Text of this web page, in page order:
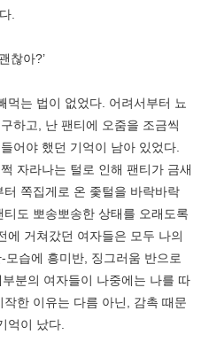
.
찮아?’
먹는 법이 없었다. 어려서부터 뇨
하고, 난 팬티에 오줌을 조금씩
어야 했던 기억이 남아 있었다.
자라나는 털로 인해 팬티가 금새
쪽집게로 온 좇털을 바락바락
도 뽀송뽀송한 상태를 오래도록
에 거쳐갔던 여자들은 모두 나의
습에 흥미반, 징그러움 반으로
분의 여자들이 나중에는 나를 따
한 이유는 다름 아닌, 감촉 때문
억이 났다.